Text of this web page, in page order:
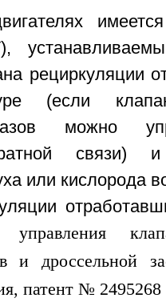
рециркуляции
(если
можно
связи)
или кислорода